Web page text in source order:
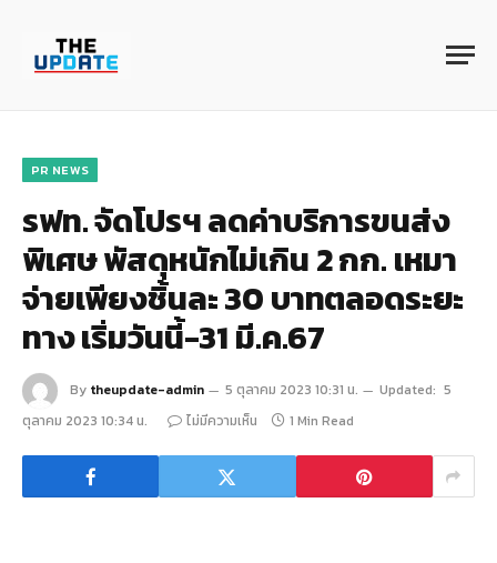
PR NEWS
รฟท. จัดโปรฯ ลดค่าบริการขนส่ง
พิเศษ พัสดุหนักไม่เกิน 2 กก. เหมา
จ่ายเพียงชิ้นละ 30 บาทตลอดระยะ
ทาง เริ่มวันนี้-31 มี.ค.67
By theupdate-admin 5 ตุลาคม 2023 10:31 น. Updated: 5
ตุลาคม 2023 10:34 น.
ไม่มีความเห็น 1 Min Read